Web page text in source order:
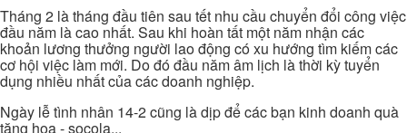
Tháng 2 là tháng đầu tiên sau tết nhu cầu chuyển đổi công việc
đầu năm là cao nhất. Sau khi hoàn tất một năm nhận các
khoản lương thưởng người lao động có xu hướng tìm kiếm các
cơ hội việc làm mới. Do đó đầu năm âm lịch là thời kỳ tuyển
dụng nhiều nhất của các doanh nghiệp.
Ngày lễ tình nhân 14-2 cũng là dịp để các bạn kinh doanh quà
tặng hoa - socola...